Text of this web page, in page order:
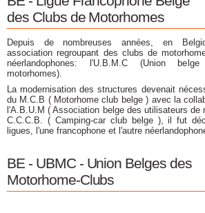
des Clubs de Motorhomes
Depuis de nombreuses années, en
association regroupant des clubs de
néerlandophones: l'U.B.M.C (Union
motorhomes).
La modernisation des structures devenait
du M.C.B ( Motorhome club belge ) avec la
l'A.B.U.M ( Association belge des utilisateurs de
C.C.C.B. ( Camping-car club belge ), il fut
ligues, l'une francophone et l'autre
BE - UBMC - Union Belges des
Motorhome-Clubs